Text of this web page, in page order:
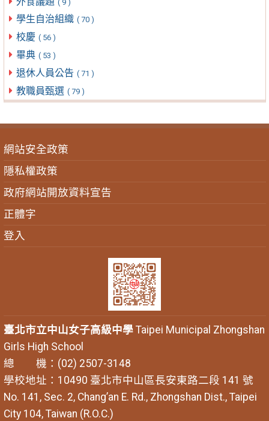
( 9 )
學生自治組織 ( 70 )
校慶 ( 56 )
畢典 ( 53 )
退休人員公告 ( 71 )
教職員甄選 ( 79 )
網站安全政策
隱私權政策
政府網站開放資料宣告
正體字
登入
臺北市立中山女子高級中學Taipei Municipal Zhongshan
Girls High School
總 機：(02) 2507-3148
學校地址：10490 臺北市中山區長安東路二段 141 號
No. 141, Sec. 2, Chang’an E. Rd., Zhongshan Dist., Taipei
City 104, Taiwan (R.O.C.)